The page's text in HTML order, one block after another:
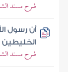
شرح مسند
أن رسول
شرح مسند